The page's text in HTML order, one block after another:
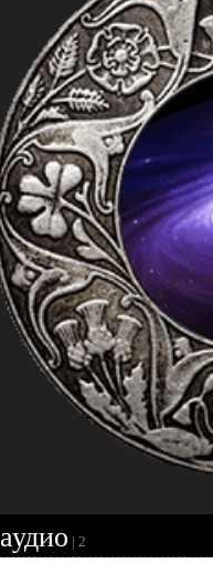
аудио | 2